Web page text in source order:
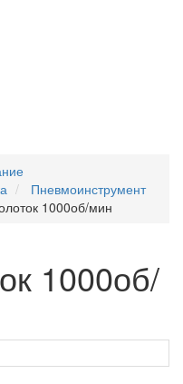
Пневмоинструмент
1000об/мин
1000об/